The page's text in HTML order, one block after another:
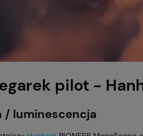
pilot -
/ luminescencja